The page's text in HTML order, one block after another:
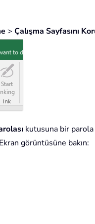
> Çalışma Sayfasını
kutusuna bir parola
görüntüsüne bakın: